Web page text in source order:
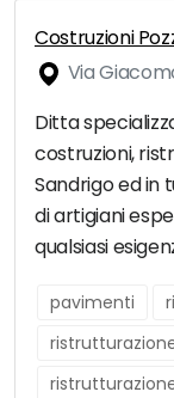
Costruzioni
Via
Ditta
costruzioni,
Sandrigo ed in
di artigiani
qualsiasi
pavimenti